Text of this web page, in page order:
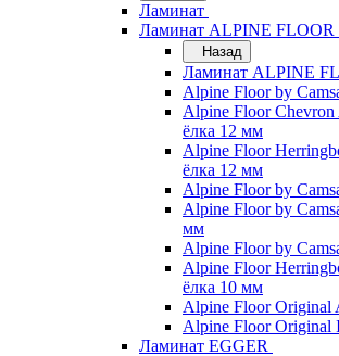
Ламинат
Ламинат ALPINE FLOOR
Назад
Ламинат ALPINE
Alpine Floor by
Alpine Floor Chevron
ёлка 12 мм
Alpine Floor
ёлка 12 мм
Alpine Floor by
Alpine Floor by
мм
Alpine Floor by
Alpine Floor
ёлка 10 мм
Alpine Floor Original
Alpine Floor Original
Ламинат EGGER